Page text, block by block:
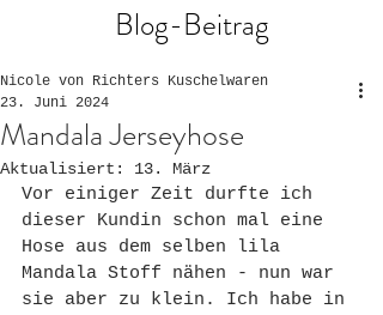
Blog-Beitrag
Mandala Jerseyhose
Nicole von Richters Kuschelwaren
23. Juni 2024
Aktualisiert: 13. März
Vor einiger Zeit durfte ich
dieser Kundin schon mal eine
Hose aus dem selben lila
Mandala Stoff nähen - nun war
sie aber zu klein. Ich habe in